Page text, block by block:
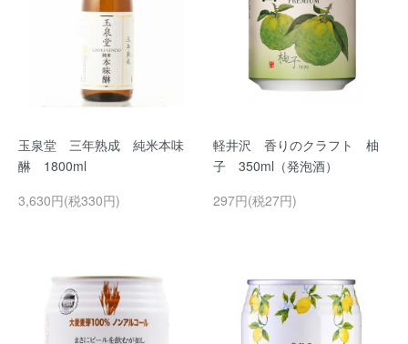
玉泉堂 三年熟成 純米本味
醂 1800ml
3,630円(税330円)
軽井沢 香りのクラフト 柚
子 350ml（発泡酒）
297円(税27円)